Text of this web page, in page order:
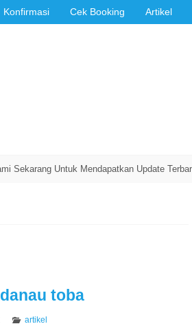
Konfirmasi Cek Booking Artikel
Untuk Mendapatkan Update Terbarunya!
toba
artikel